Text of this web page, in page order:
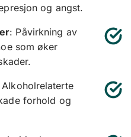
og angst.
: Påvirkning av
som øker
Alkoholrelaterte
forhold og